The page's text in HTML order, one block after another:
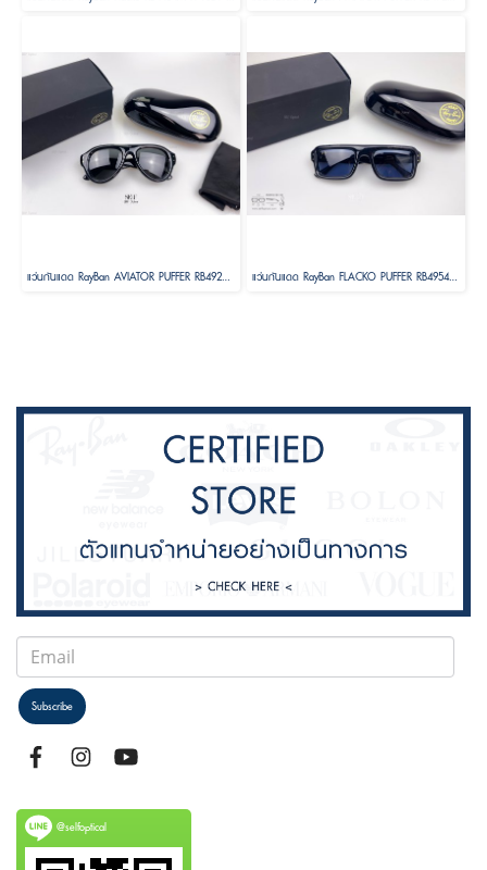
แว่นกันแดด RayBan AVIATOR PUFFER RB4925 601/8752 Size 52 by A$AP ASAP Rocky ( RayBan Janie Blackpink ) แว่นกันแดด RayBan FLACKO PUFFER RB4954 601/80 Size 54 by A$AP ASAP Rocky
Subscribe
@selfoptical